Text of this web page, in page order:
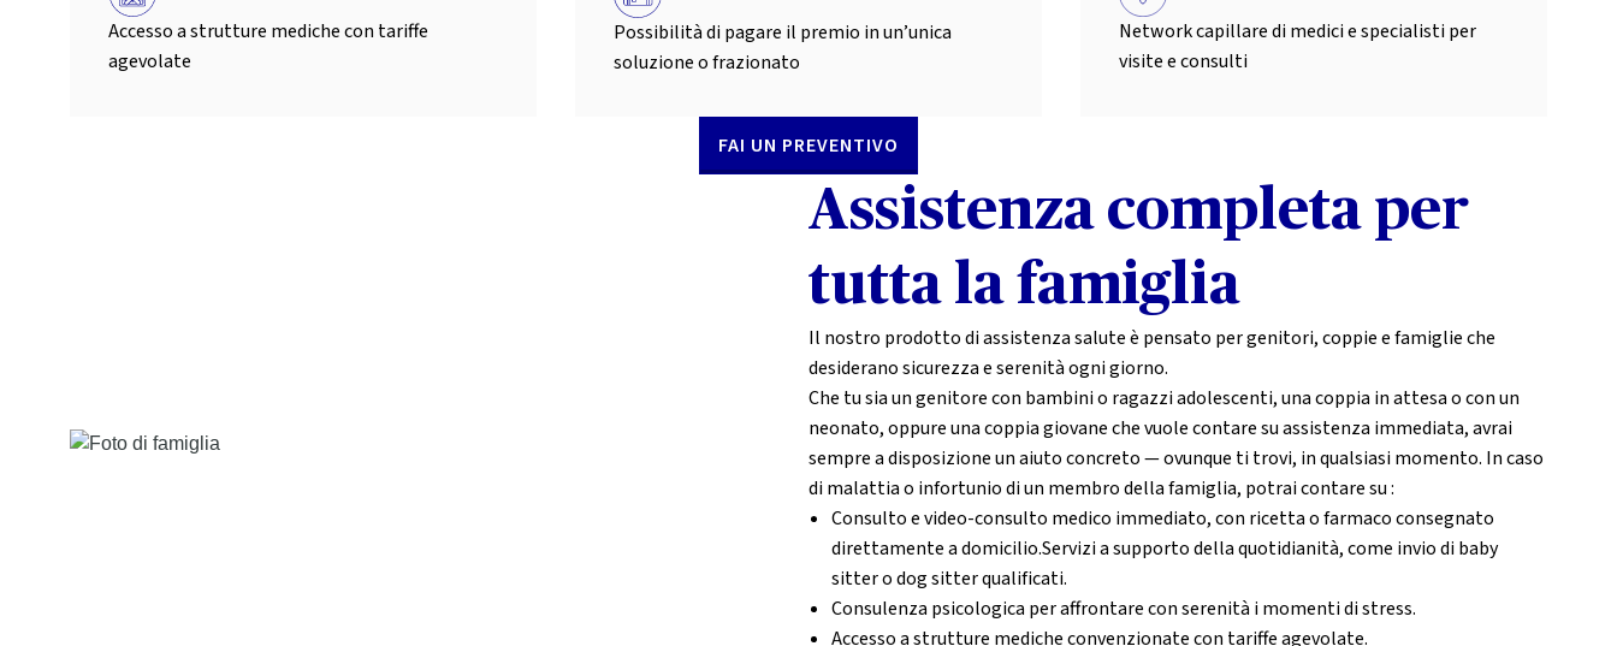
Accesso a strutture mediche con tariffe
agevolate
Possibilità di pagare il premio in un’unica
soluzione o frazionato
Network capillare di medici e specialisti per
visite e consulti
FAI UN PREVENTIVO
Assistenza completa per
tutta la famiglia
Il nostro prodotto di assistenza salute è pensato per genitori, coppie e famiglie che
desiderano sicurezza e serenità ogni giorno.
Che tu sia un genitore con bambini o ragazzi adolescenti, una coppia in attesa o con un
neonato, oppure una coppia giovane che vuole contare su assistenza immediata, avrai
sempre a disposizione un aiuto concreto — ovunque ti trovi, in qualsiasi momento. In caso
di malattia o infortunio di un membro della famiglia, potrai contare su :
Consulto e video-consulto medico immediato, con ricetta o farmaco consegnato
direttamente a domicilio.Servizi a supporto della quotidianità, come invio di baby
sitter o dog sitter qualificati.
Consulenza psicologica per affrontare con serenità i momenti di stress.
Accesso a strutture mediche convenzionate con tariffe agevolate.